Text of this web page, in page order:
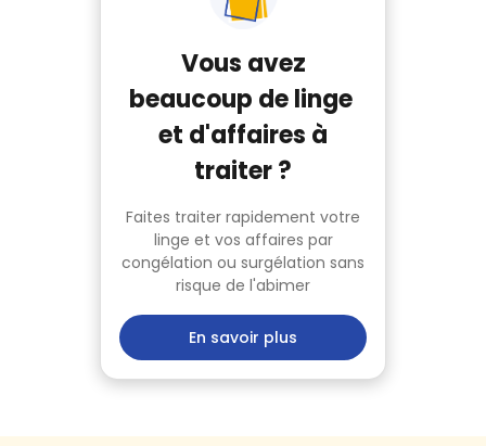
Vous avez
beaucoup de linge
et d'affaires à
traiter ?
Faites traiter rapidement votre
linge et vos affaires par
congélation ou surgélation sans
risque de l'abimer
En savoir plus